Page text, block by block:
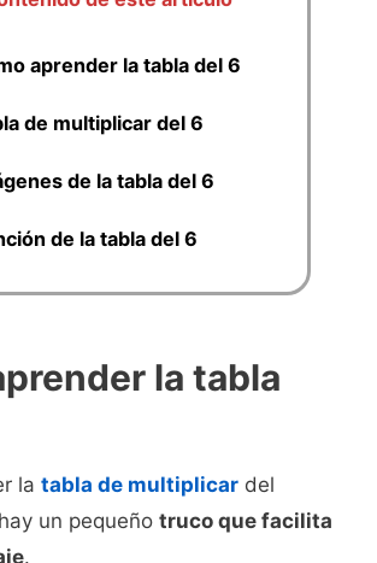
aprender la tabla del 6
de multiplicar del 6
de la tabla del 6
de la tabla del 6
la tabla
la tabla de multiplicar del
un pequeño truco que facilita
.